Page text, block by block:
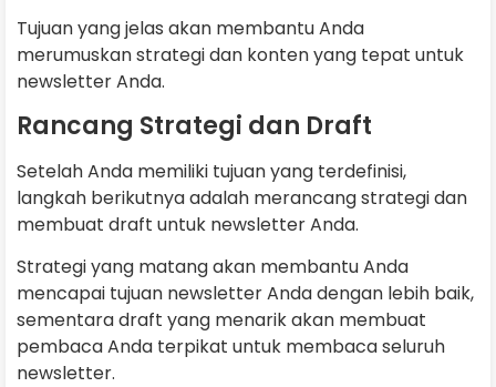
Tujuan yang jelas akan membantu Anda
merumuskan strategi dan konten yang tepat untuk
newsletter Anda.
Rancang Strategi dan Draft
Setelah Anda memiliki tujuan yang terdefinisi,
langkah berikutnya adalah merancang strategi dan
membuat draft untuk newsletter Anda.
Strategi yang matang akan membantu Anda
mencapai tujuan newsletter Anda dengan lebih baik,
sementara draft yang menarik akan membuat
pembaca Anda terpikat untuk membaca seluruh
newsletter.